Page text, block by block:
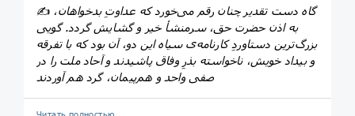
✍️ گاه دست تقدیر چنان رقم می‌خورد که عداوتِ بدخواهان،
به اذن حضرت حق، سرمنشأ خیر و گشایش گردد. گویی
بزرگ‌ترین دستاوردِ کارنامه‌ی سیاه این دو، آن بود که با تفرقه
و بیداد خویش، ناخواسته بذرِ وفاق پاشیدند و آحاد ملت را در
صفی واحد و هم‌پیمان، گرد هم آوردند
Читать полностью…